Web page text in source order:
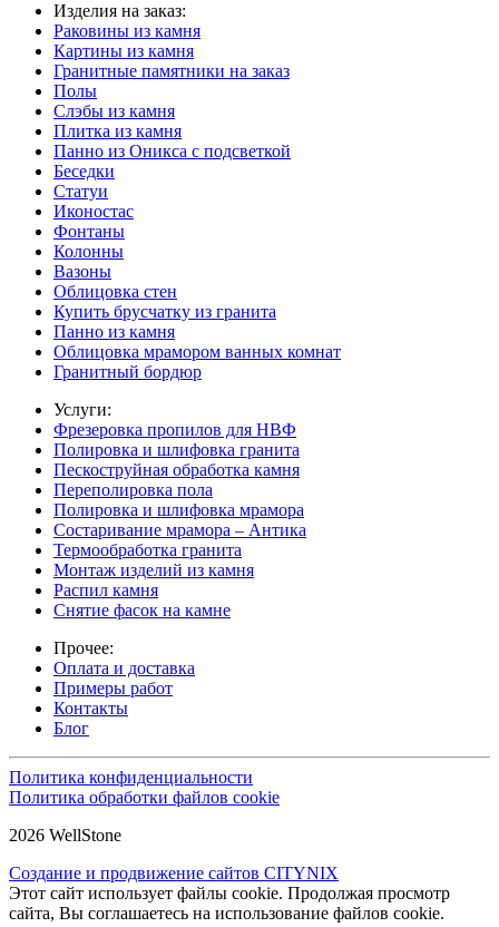
Изделия на заказ:
Раковины из камня
Картины из камня
Гранитные памятники на заказ
Полы
Слэбы из камня
Плитка из камня
Панно из Оникса с подсветкой
Беседки
Статуи
Иконостас
Фонтаны
Колонны
Вазоны
Облицовка стен
Купить брусчатку из гранита
Панно из камня
Облицовка мрамором ванных комнат
Гранитный бордюр
Услуги:
Фрезеровка пропилов для НВФ
Полировка и шлифовка гранита
Пескоструйная обработка камня
Переполировка пола
Полировка и шлифовка мрамора
Состаривание мрамора – Антика
Термообработка гранита
Монтаж изделий из камня
Распил камня
Снятие фасок на камне
Прочее:
Оплата и доставка
Примеры работ
Контакты
Блог
Политика конфиденциальности
Политика обработки файлов cookie
2026 WellStone
Создание и продвижение сайтов CITYNIX
Этот сайт использует файлы cookie. Продолжая просмотр
сайта, Вы соглашаетесь на использование файлов cookie.